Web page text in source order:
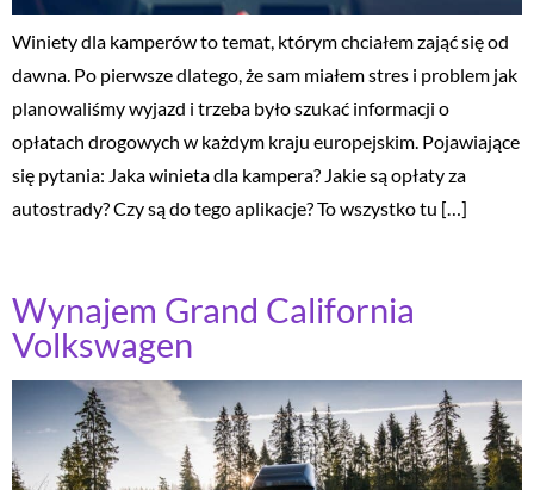
Winiety dla kamperów to temat, którym chciałem zająć się od
dawna. Po pierwsze dlatego, że sam miałem stres i problem jak
planowaliśmy wyjazd i trzeba było szukać informacji o
opłatach drogowych w każdym kraju europejskim. Pojawiające
się pytania: Jaka winieta dla kampera? Jakie są opłaty za
autostrady? Czy są do tego aplikacje? To wszystko tu […]
Wynajem Grand California
Volkswagen